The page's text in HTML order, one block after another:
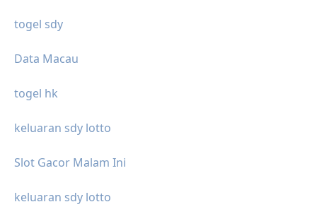
togel sdy
Data Macau
togel hk
keluaran sdy lotto
Slot Gacor Malam Ini
keluaran sdy lotto